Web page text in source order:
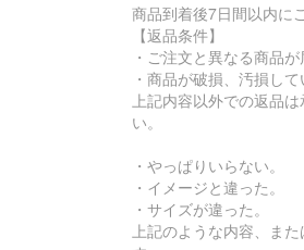
商品到着後7日間以内に
【返品条件】
・ご注文と異なる商品が
・商品が破損、汚損して
上記内容以外での返品
い。
・やっぱりいらない。
・イメージと違った。
・サイズが違った。
上記のような内容、ま